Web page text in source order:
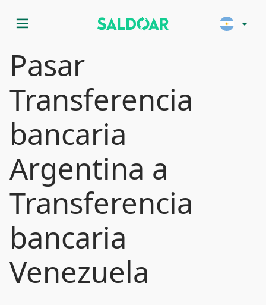
menu arrow_drop_down
Pasar
Transferencia
bancaria
Argentina a
Transferencia
bancaria
Venezuela